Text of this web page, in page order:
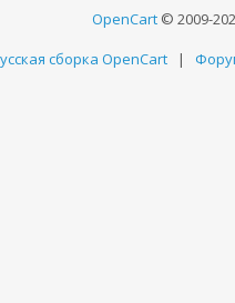
OpenCart © 2009-
сборка OpenCart |